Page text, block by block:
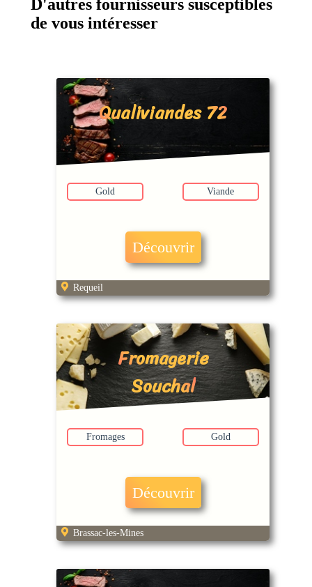
D'autres fournisseurs susceptibles
de vous intéresser
Qualiviandes 72
Gold Viande
Découvrir
Requeil
Fromagerie
Souchal
Fromages Gold
Découvrir
Brassac-les-Mines